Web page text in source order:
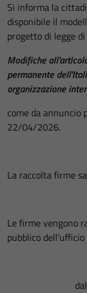
Si informa la
disponibile il
progetto di legge
Modifiche
permanente
organizzazione
come da annuncio
22/04/2026.
La raccolta firme
Le firme vengono
pubblico